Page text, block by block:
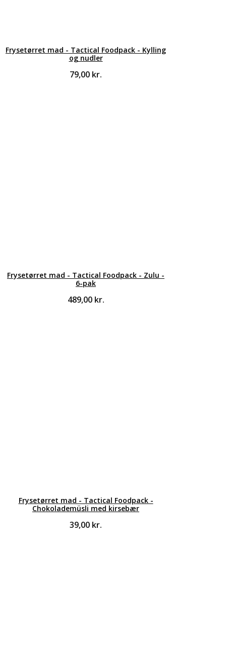
Frysetørret mad - Tactical Foodpack - Kylling
og nudler
79,00 kr.
Frysetørret mad - Tactical Foodpack - Zulu -
6-pak
489,00 kr.
Frysetørret mad - Tactical Foodpack -
Chokolademüsli med kirsebær
39,00 kr.